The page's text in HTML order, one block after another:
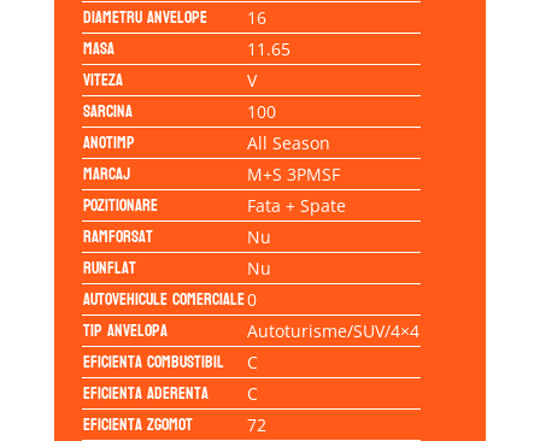
Diametru anvelope 16
Masa 11.65
Viteza V
Sarcina 100
Anotimp All Season
Marcaj M+S 3PMSF
Pozitionare Fata + Spate
Ramforsat Nu
Runflat Nu
Autovehicule comerciale0
Tip anvelopa Autoturisme/SUV/4×4
Eficienta Combustibil C
Eficienta Aderenta C
Eficienta Zgomot 72